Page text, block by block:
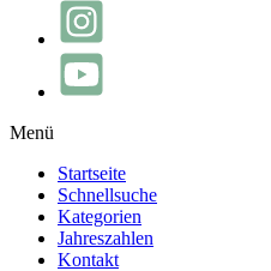
Menü
Startseite
Schnellsuche
Kategorien
Jahreszahlen
Kontakt